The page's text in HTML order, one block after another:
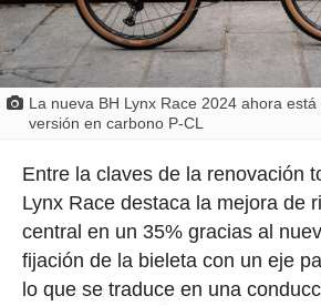
La nueva BH Lynx Race 2024 ahora
versión en carbono P-CL
Entre la claves de la renovación
Lynx Race destaca la mejora de
central en un 35% gracias al
fijación de la bieleta con un eje
lo que se traduce en una